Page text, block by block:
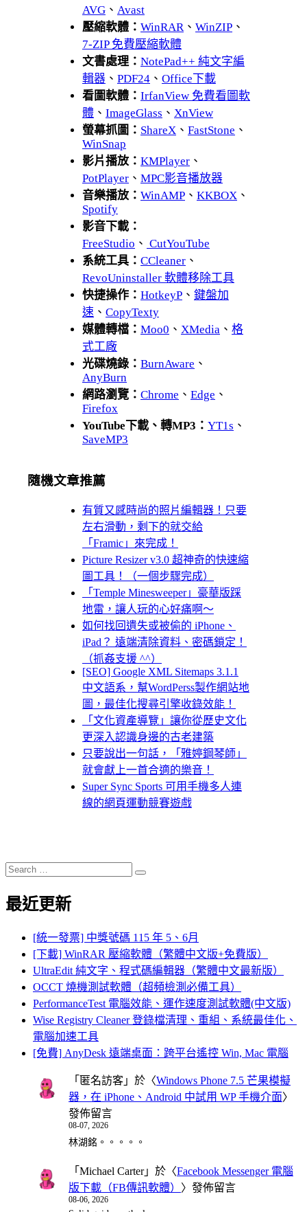
AVG 、 Avast
壓縮軟體： WinRAR、 WinZIP 、
7-ZIP 免費壓縮軟體
文書處理： NotePad++ 純文字編
輯器 、 PDF24 、 Office下載
看圖軟體： IrfanView 免費看圖軟
體 、 ImageGlass 、 XnView
螢幕抓圖： ShareX 、 FastStone 、
WinSnap
影片播放： KMPlayer 、
PotPlayer 、 MPC影音播放器
音樂播放： WinAMP 、 KKBOX 、
Spotify
影音下載：
FreeStudio 、 CutYouTube
系統工具： CCleaner 、
RevoUninstaller 軟體移除工具
快捷操作： HotkeyP 、 鍵盤加
速 、 CopyTexty
媒體轉檔： Moo0 、 XMedia 、 格
式工廠
光碟燒錄： BurnAware 、
AnyBurn
網路瀏覽： Chrome 、 Edge 、
Firefox
YouTube下載、轉MP3： YT1s 、
SaveMP3
隨機文章推薦
有質又感時尚的照片編輯器！只要
左右滑動，剩下的就交給
「Framic」來完成！
Picture Resizer v3.0 超神奇的快速縮
圖工具！（一個步驟完成）
「Temple Minesweeper」豪華版踩
地雷，讓人玩的心好痛啊～
如何找回遺失或被偷的 iPhone、
iPad？ 遠端清除資料、密碼鎖定！
（抓姦支援 ^^）
[SEO] Google XML Sitemaps 3.1.1
中文語系，幫WordPerss製作網站地
圖，最佳化搜尋引擎收錄效能！
「文化資產導覽」讓你從歷史文化
更深入認識身邊的古老建築
只要說出一句話，「雅婷鋼琴師」
就會獻上一首合適的樂音！
Super Sync Sports 可用手機多人連
線的網頁運動競賽遊戲
Search
for:
Search
最近更新
[統一發票] 中獎號碼 115 年 5、6月
[下載] WinRAR 壓縮軟體（繁體中文版+免費版）
UltraEdit 純文字、程式碼編輯器（繁體中文最新版）
OCCT 燒機測試軟體（超頻檢測必備工具）
PerformanceTest 電腦效能、運作速度測試軟體(中文版)
Wise Registry Cleaner 登錄檔清理、重組、系統最佳化、
電腦加速工具
[免費] AnyDesk 遠端桌面：跨平台遙控 Win, Mac 電腦
「 匿名訪客 」於〈Windows Phone 7.5 芒果模擬
器，在 iPhone、Android 中試用 WP 手機介面〉
發佈留言
08-07, 2026
林湖銘。。。。。
「 Michael Carter」於〈Facebook Messenger 電腦
版下載（FB傳訊軟體） 〉發佈留言
08-06, 2026